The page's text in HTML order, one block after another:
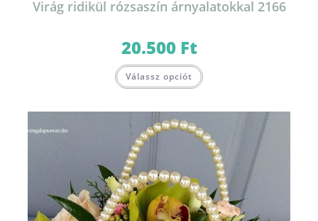
Virág ridikül rózsaszín árnyalatokkal 2166
20.500 Ft
Válassz opciót